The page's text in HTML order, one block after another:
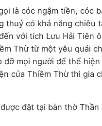
là cóc ngậm tiền, cóc
thuỷ có khả năng
với tích Lưu Hải Tiên
Thừ từ một yêu quái
đỡ mọi người để thể
của Thiềm Thừ thì gia
đặt tại bàn thờ